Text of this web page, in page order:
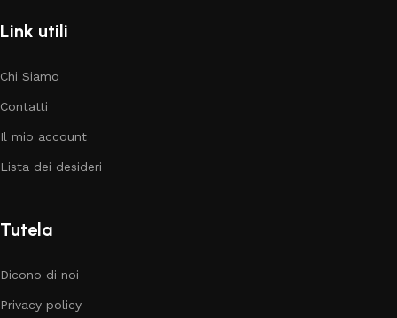
Link utili
Chi Siamo
Contatti
Il mio account
Lista dei desideri
Tutela
Dicono di noi
Privacy policy